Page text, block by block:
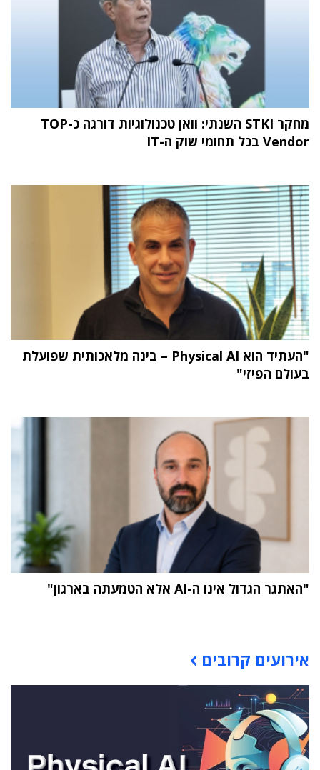
מחקר STKI השנתי: וואן טכנולוגיות דורגה כ-TOP
Vendor בכל תחומי שוק ה-IT
"העתיד הוא Physical AI – בינה מלאכותית שפועלת
בעולם הפיזי"
"האתגר הגדול אינו ה-AI אלא הטמעתה בארגון"
אירועים קרובים